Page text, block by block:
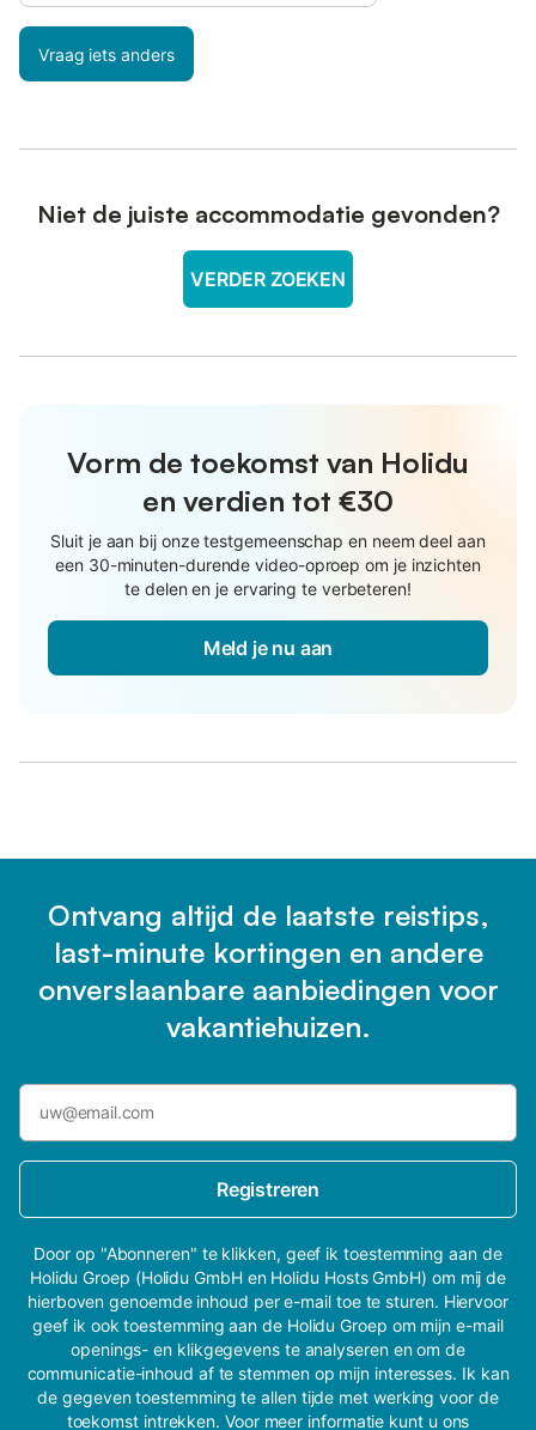
Vraag iets anders
Niet de juiste accommodatie gevonden?
VERDER ZOEKEN
Vorm de toekomst van Holidu
en verdien tot €30
Sluit je aan bij onze testgemeenschap en neem deel aan
een 30-minuten-durende video-oproep om je inzichten
te delen en je ervaring te verbeteren!
Meld je nu aan
Ontvang altijd de laatste reistips,
last-minute kortingen en andere
onverslaanbare aanbiedingen voor
vakantiehuizen.
Registreren
Door op "Abonneren" te klikken, geef ik toestemming aan de
Holidu Groep (Holidu GmbH en Holidu Hosts GmbH) om mij de
hierboven genoemde inhoud per e-mail toe te sturen. Hiervoor
geef ik ook toestemming aan de Holidu Groep om mijn e-mail
openings- en klikgegevens te analyseren en om de
communicatie-inhoud af te stemmen op mijn interesses. Ik kan
de gegeven toestemming te allen tijde met werking voor de
toekomst intrekken. Voor meer informatie kunt u ons